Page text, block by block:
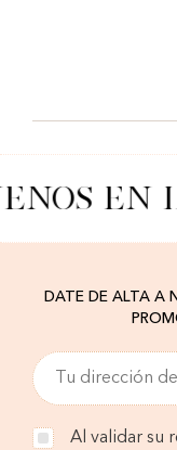
EN
DATE DE ALTA A
Al validar su